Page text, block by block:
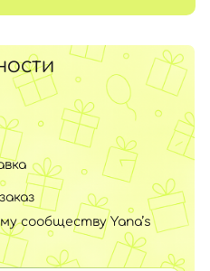
сообществу Yana’s